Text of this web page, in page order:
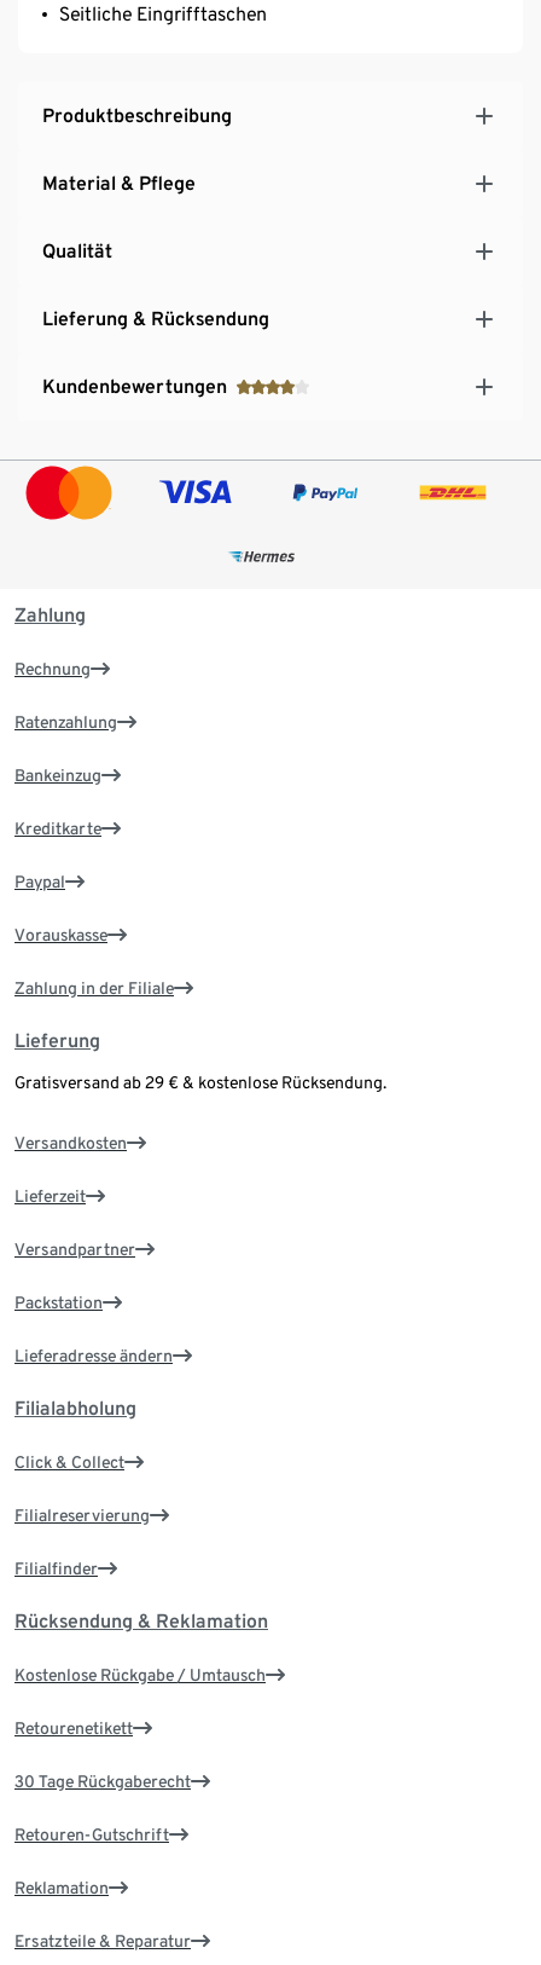
Seitliche Eingrifftaschen
Produktbeschreibung
Material & Pflege
Qualität
Lieferung & Rücksendung
Kundenbewertungen
Zahlung
Rechnung
Ratenzahlung
Bankeinzug
Kreditkarte
Paypal
Vorauskasse
Zahlung in der Filiale
Lieferung
Gratisversand ab 29 € & kostenlose Rücksendung.
Versandkosten
Lieferzeit
Versandpartner
Packstation
Lieferadresse ändern
Filialabholung
Click & Collect
Filialreservierung
Filialfinder
Rücksendung & Reklamation
Kostenlose Rückgabe / Umtausch
Retourenetikett
30 Tage Rückgaberecht
Retouren-Gutschrift
Reklamation
Ersatzteile & Reparatur